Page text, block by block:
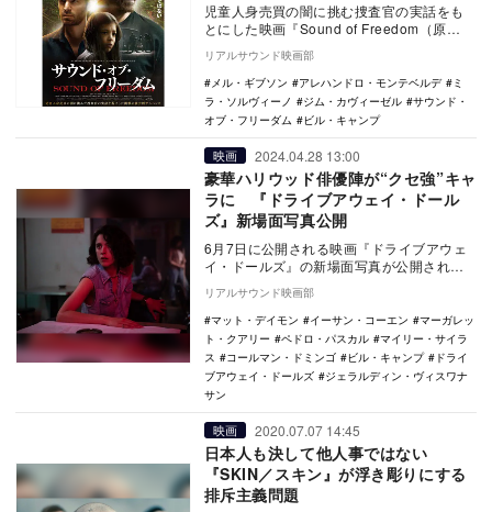
児童人身売買の闇に挑む捜査官の実話をも
とにした映画『Sound of Freedom（原
題）』が『サウンド・オブ・フリーダム』
の…
リアルサウンド映画部
メル・ギブソン
アレハンドロ・モンテベルデ
ミ
ラ・ソルヴィーノ
ジム・カヴィーゼル
サウンド・
オブ・フリーダム
ビル・キャンプ
映画 2024.04.28 13:00
豪華ハリウッド俳優陣が“クセ強”キャ
ラに 『ドライブアウェイ・ドール
ズ』新場面写真公開
6月7日に公開される映画『ドライブアウェ
イ・ドールズ』の新場面写真が公開され
た。 本作は、イーサン・コーエンが初と
なる単独監…
リアルサウンド映画部
マット・デイモン
イーサン・コーエン
マーガレッ
ト・クアリー
ペドロ・パスカル
マイリー・サイラ
ス
コールマン・ドミンゴ ビル・キャンプ
ドライ
ブアウェイ・ドールズ
ジェラルディン・ヴィスワナ
サン
映画 2020.07.07 14:45
日本人も決して他人事ではない
『SKIN／スキン』が浮き彫りにする
排斥主義問題